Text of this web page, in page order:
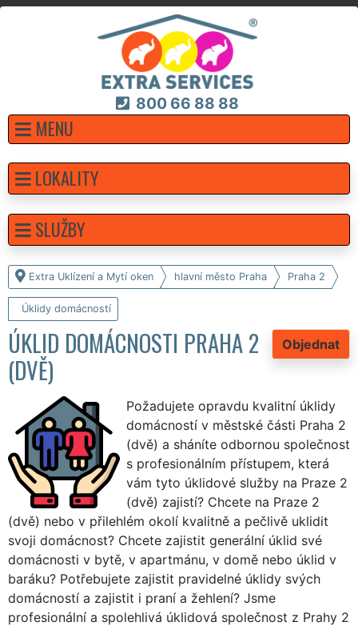
800 66 88 88
MENU
Extra Uklízení a Mytí oken hlavní město Praha Praha 2
Úklidy domácností
Objednat
ÚKLID DOMÁCNOSTI PRAHA 2
(DVĚ)
Požadujete opravdu kvalitní úklidy
domácností v městské části Praha 2
(dvě) a sháníte odbornou společnost
s profesionálním přístupem, která
vám tyto úklidové služby na Praze 2
(dvě) zajistí? Chcete na Praze 2
(dvě) nebo v přilehlém okolí kvalitně a pečlivě uklidit
svoji domácnost? Chcete zajistit generální úklid své
domácnosti v bytě, v apartmánu, v domě nebo úklid v
baráku? Potřebujete zajistit pravidelné úklidy svých
domácností a zajistit i praní a žehlení? Jsme
profesionální a spolehlivá úklidová společnost z Prahy 2
LOKALITY
SLUŽBY